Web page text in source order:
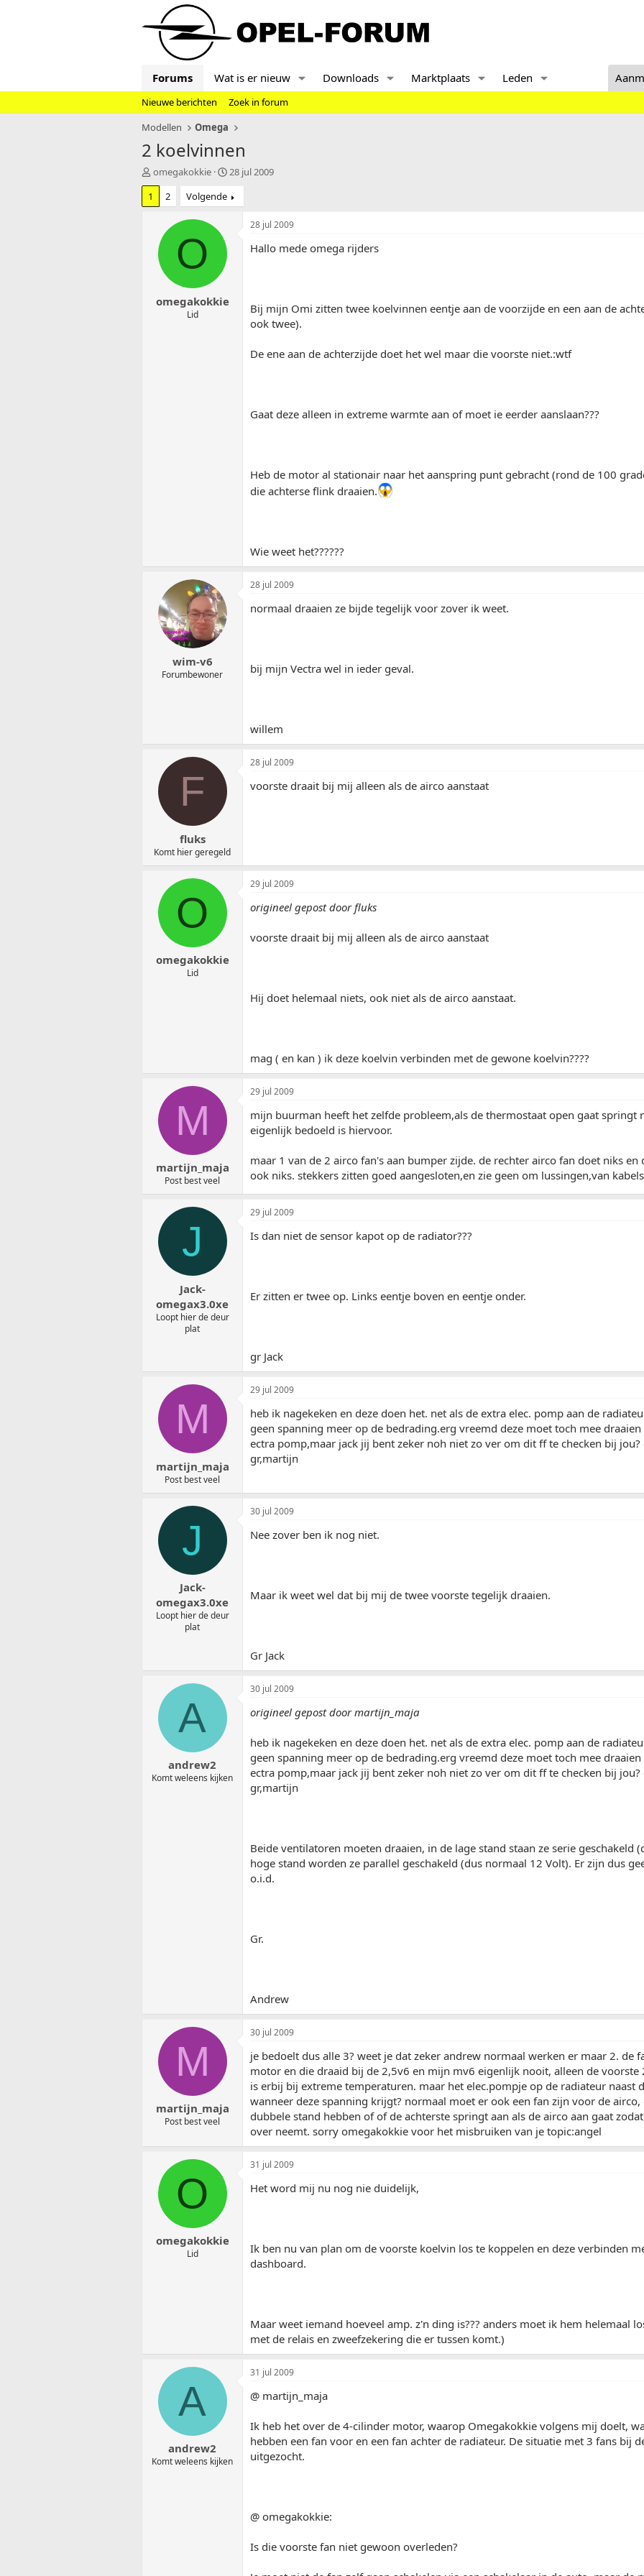
Forums Wat is er nieuw Downloads Marktplaats Leden
Nieuwe berichten
Zoek in forum
Modellen
Omega
2 koelvinnen
T
o
i
e
omegakokkie
S
a
r
28 jul 2009
1
2 Volgende
O
omegakokkie
Lid
28 jul 2009
Hallo mede omega rijders
Bij mijn Omi zitten twee koelvinnen eentje aan de voorzijde en een aan de
ook twee).
De ene aan de achterzijde doet het wel maar die voorste niet.:wtf
Gaat deze alleen in extreme warmte aan of moet ie eerder aanslaan???
Heb de motor al stationair naar het aanspring punt gebracht (rond de 100
die achterse flink draaien.
Wie weet het??????
wim-v6
Forumbewoner
28 jul 2009
normaal draaien ze bijde tegelijk voor zover ik weet.
bij mijn Vectra wel in ieder geval.
willem
F
fluks
Komt hier geregeld
28 jul 2009
voorste draait bij mij alleen als de airco aanstaat
O
omegakokkie
Lid
29 jul 2009
origineel gepost door fluks
voorste draait bij mij alleen als de airco aanstaat
Hij doet helemaal niets, ook niet als de airco aanstaat.
mag ( en kan ) ik deze koelvin verbinden met de gewone koelvin????
M
martijn_maja
Post best veel
29 jul 2009
mijn buurman heeft het zelfde probleem,als de thermostaat open gaat springt
eigenlijk bedoeld is hiervoor.
maar 1 van de 2 airco fan's aan bumper zijde. de rechter airco fan doet niks
ook niks. stekkers zitten goed aangesloten,en zie geen om lussingen,van
J
Jack-
omegax3.0xe
Loopt hier de deur
plat
29 jul 2009
Is dan niet de sensor kapot op de radiator???
Er zitten er twee op. Links eentje boven en eentje onder.
gr Jack
M
martijn_maja
Post best veel
29 jul 2009
heb ik nagekeken en deze doen het. net als de extra elec. pomp aan de
geen spanning meer op de bedrading.erg vreemd deze moet toch mee
ectra pomp,maar jack jij bent zeker noh niet zo ver om dit ff te checken bij
gr,martijn
J
Jack-
omegax3.0xe
Loopt hier de deur
plat
30 jul 2009
Nee zover ben ik nog niet.
Maar ik weet wel dat bij mij de twee voorste tegelijk draaien.
Gr Jack
A
andrew2
Komt weleens kijken
30 jul 2009
origineel gepost door martijn_maja
heb ik nagekeken en deze doen het. net als de extra elec. pomp aan de
geen spanning meer op de bedrading.erg vreemd deze moet toch mee
ectra pomp,maar jack jij bent zeker noh niet zo ver om dit ff te checken bij
gr,martijn
Beide ventilatoren moeten draaien, in de lage stand staan ze serie geschakeld
hoge stand worden ze parallel geschakeld (dus normaal 12 Volt). Er zijn dus
o.i.d.
Gr.
Andrew
M
martijn_maja
Post best veel
30 jul 2009
je bedoelt dus alle 3? weet je dat zeker andrew normaal werken er maar 2. de
motor en die draaid bij de 2,5v6 en mijn mv6 eigenlijk nooit, alleen de voorste
is erbij bij extreme temperaturen. maar het elec.pompje op de radiateur naast
wanneer deze spanning krijgt? normaal moet er ook een fan zijn voor de
dubbele stand hebben of of de achterste springt aan als de airco aan gaat
over neemt. sorry omegakokkie voor het misbruiken van je topic:angel
O
omegakokkie
Lid
31 jul 2009
Het word mij nu nog nie duidelijk,
Ik ben nu van plan om de voorste koelvin los te koppelen en deze verbinden
dashboard.
Maar weet iemand hoeveel amp. z'n ding is??? anders moet ik hem helemaal
met de relais en zweefzekering die er tussen komt.)
A
andrew2
Komt weleens kijken
31 jul 2009
@ martijn_maja
Ik heb het over de 4-cilinder motor, waarop Omegakokkie volgens mij doelt,
hebben een fan voor en een fan achter de radiateur. De situatie met 3 fans bij
uitgezocht.
@ omegakokkie:
Is die voorste fan niet gewoon overleden?